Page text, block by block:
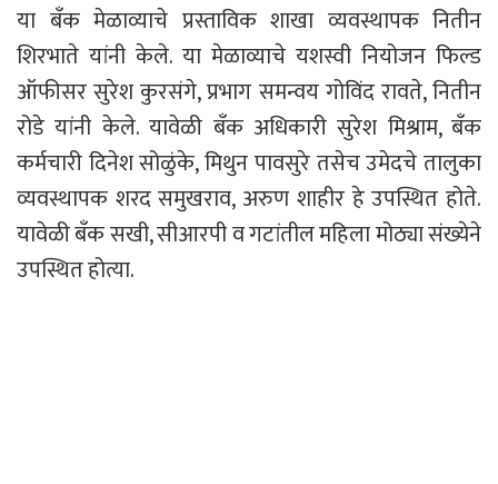
या बँक मेळाव्याचे प्रस्ताविक शाखा व्यवस्थापक नितीन
शिरभाते यांनी केले. या मेळाव्याचे यशस्वी नियोजन फिल्ड
ऑफीसर सुरेश कुरसंगे, प्रभाग समन्वय गोविंद रावते, नितीन
रोडे यांनी केले. यावेळी बँक अधिकारी सुरेश मिश्राम, बँक
कर्मचारी दिनेश सोळुंके, मिथुन पावसुरे तसेच उमेदचे तालुका
व्यवस्थापक शरद समुखराव, अरुण शाहीर हे उपस्थित होते.
यावेळी बँक सखी, सीआरपी व गटांतील महिला मोठ्या संख्येने
उपस्थित होत्या.